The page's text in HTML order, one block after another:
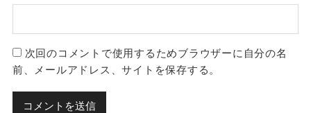
次回のコメントで使用するためブラウザーに自分の名
前、メールアドレス、サイトを保存する。